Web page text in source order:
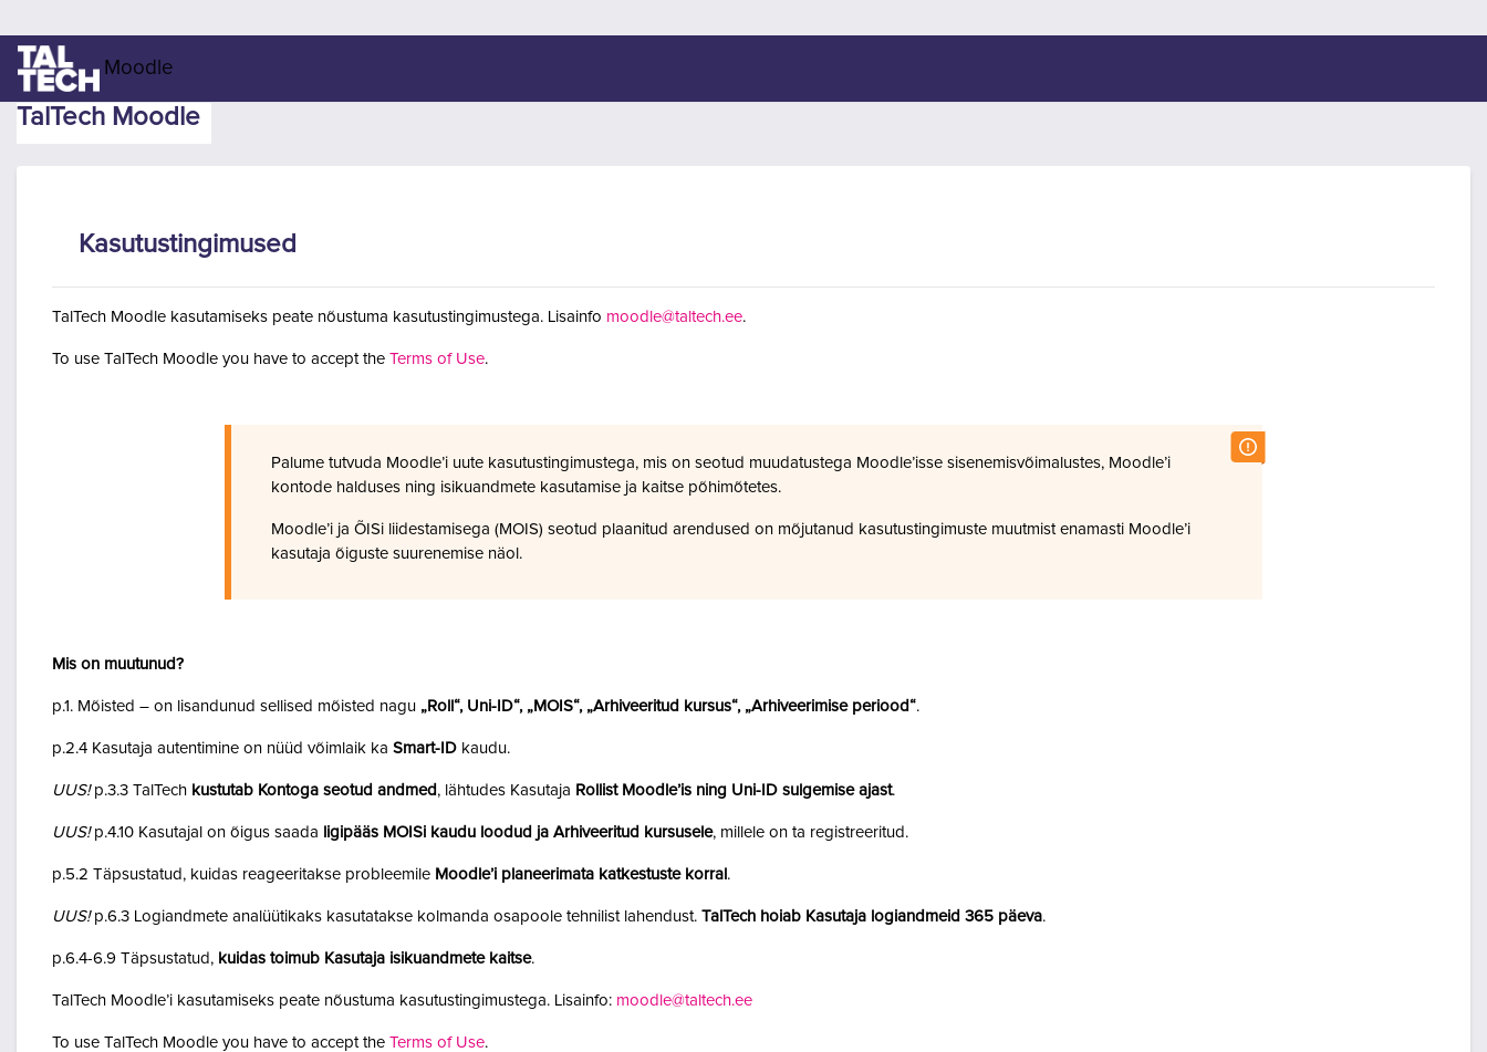
Moodle
TalTech Moodle
Kasutustingimused
TalTech Moodle kasutamiseks peate nõustuma kasutustingimustega. Lisainfo moodle@taltech.ee.
To use TalTech Moodle you have to accept the Terms of Use.
Palume tutvuda Moodle’i uute kasutustingimustega, mis on seotud muudatustega Moodle’isse sisenemisvõimalustes, Moodle’i
kontode halduses ning isikuandmete kasutamise ja kaitse põhimõtetes.
Moodle’i ja ÕISi liidestamisega (MOIS) seotud plaanitud arendused on mõjutanud kasutustingimuste muutmist enamasti Moodle’i
kasutaja õiguste suurenemise näol.
Mis on muutunud?
p.1. Mõisted – on lisandunud sellised mõisted nagu „Roll“, Uni-ID“, „MOIS“, „Arhiveeritud kursus“, „Arhiveerimise periood“.
p.2.4 Kasutaja autentimine on nüüd võimlaik ka Smart-ID kaudu.
UUS!p.3.3 TalTech kustutab Kontoga seotud andmed , lähtudes Kasutaja Rollist Moodle’is ning Uni-ID sulgemise ajast.
UUS!p.4.10 Kasutajal on õigus saada ligipääs MOISi kaudu loodud ja Arhiveeritud kursusele, millele on ta registreeritud.
p.5.2 Täpsustatud, kuidas reageeritakse probleemile Moodle’i planeerimata katkestuste korral .
UUS!p.6.3 Logiandmete analüütikaks kasutatakse kolmanda osapoole tehnilist lahendust. TalTech hoiab Kasutaja logiandmeid 365 päeva.
p.6.4-6.9 Täpsustatud, kuidas toimub Kasutaja isikuandmete kaitse.
TalTech Moodle’i kasutamiseks peate nõustuma kasutustingimustega. Lisainfo: moodle@taltech.ee
To use TalTech Moodle you have to accept the Terms of Use.